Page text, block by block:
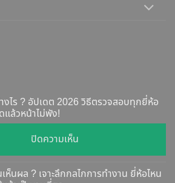
ไร ? อัปเดต 2026 วิธีตรวจสอบทุกยี่ห้อ
แล้วหน้าไม่พัง!
ปิดความเห็น
Botox
แท้
ห็นผล ? เจาะลึกกลไกการทำงาน ยี่ห้อไหน